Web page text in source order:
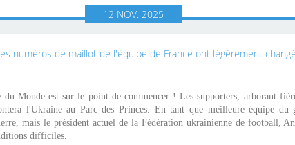
12 NOV. 2025
Monde est sur le point de commencer ! Les supporters, arborant
l'Ukraine au Parc des Princes. En tant que meilleure équipe
mais le président actuel de la Fédération ukrainienne de football,
difficiles.